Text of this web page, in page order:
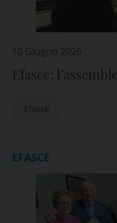
10 Giugno 2026
Efasce:
Efasce
EFASCE